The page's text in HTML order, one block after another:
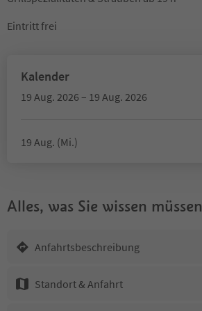
Eintritt frei
Kalender
19 Aug. 2026 – 19 Aug. 2026
19 Aug. (Mi.)
Alles, was Sie wissen müssen
Anfahrtsbeschreibung
Standort & Anfahrt